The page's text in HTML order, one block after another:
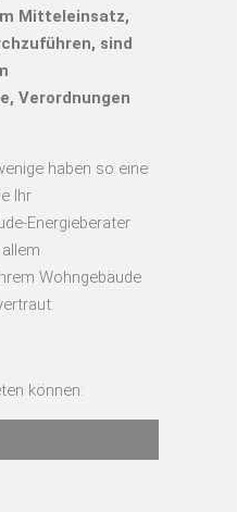
Mitteleinsatz,
sind
Verordnungen
haben so eine
Ihr
Energieberater
Wohngebäude
können: